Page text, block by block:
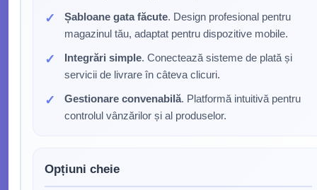
Șabloane gata făcute. Design profesional pentru
magazinul tău, adaptat pentru dispozitive mobile.
Integrări simple. Conectează sisteme de plată și
servicii de livrare în câteva clicuri.
Gestionare convenabilă. Platformă intuitivă pentru
controlul vânzărilor și al produselor.
Opțiuni cheie